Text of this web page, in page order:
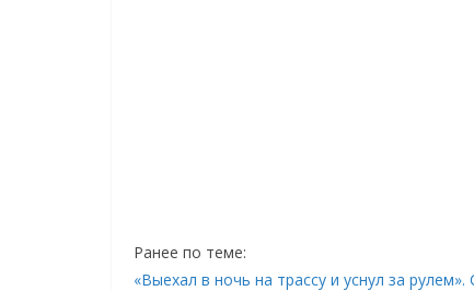
Ранее по теме:
«Выехал в ночь на трассу и уснул за